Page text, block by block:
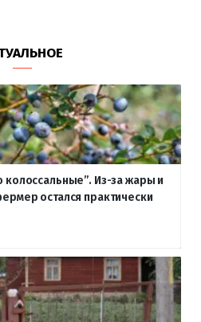
колоссальные”. Из-за жары и
остался практически